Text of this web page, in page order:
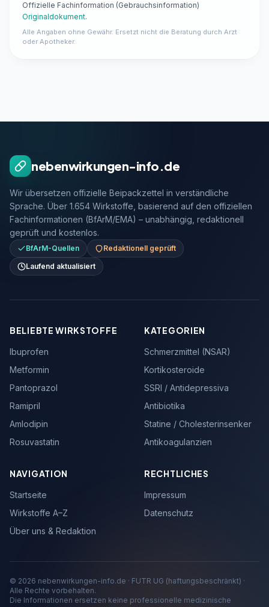
Offizielle Fachinformation (Gebrauchsinformation)
Originaldokument.
Alle Angaben ohne Gewähr. Ersetzt nicht die Beratung durch Arzt
oder Apotheker.
nebenwirkungen-info.de
Wir übersetzen offizielle Beipackzettel in verständliche
Sprache. Über 1.654 Wirkstoffe, basierend auf den offiziellen
Fachinformationen (BfArM/EMA) – unabhängig, redaktionell
geprüft und kostenlos.
BfArM-Quellen
Redaktionell geprüft
Laufend aktualisiert
BELIEBTE WIRKSTOFFE
Ibuprofen
Metformin
Pantoprazol
Ramipril
Amlodipin
Rosuvastatin
KATEGORIEN
Schmerzmittel (NSAR)
Kortikosteroide
SSRI / Antidepressiva
Antibiotika
Statine / Cholesterinsenker
Antikoagulanzien
NAVIGATION
Startseite
Wirkstoffe A–Z
Über uns & Redaktion
RECHTLICHES
Impressum
Datenschutz
© 2026 nebenwirkungen-info.de · FUTR UG (haftungsbeschränkt) ·
Alle Rechte vorbehalten.
Die Informationen ersetzen keine professionelle medizinische